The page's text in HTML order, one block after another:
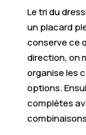
Le tri du
un placard
conserve ce
direction, on
organise les
options.
complètes